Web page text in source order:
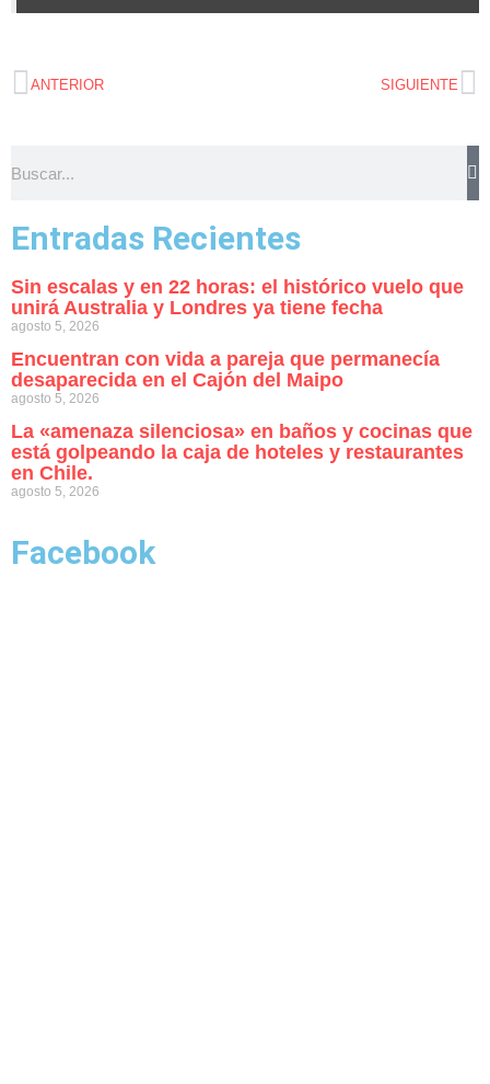
ANTERIOR SIGUIENTE
Entradas Recientes
Sin escalas y en 22 horas: el histórico vuelo que
unirá Australia y Londres ya tiene fecha
agosto 5, 2026
Encuentran con vida a pareja que permanecía
desaparecida en el Cajón del Maipo
agosto 5, 2026
La «amenaza silenciosa» en baños y cocinas que
está golpeando la caja de hoteles y restaurantes
en Chile.
agosto 5, 2026
Facebook